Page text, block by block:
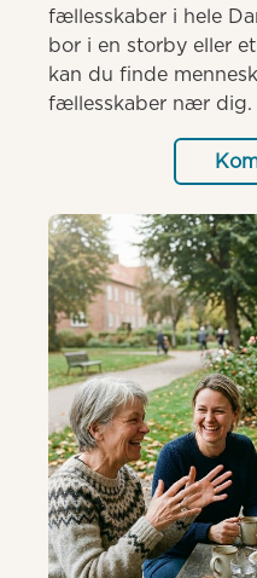
fællesskaber i hele
bor i en storby eller
kan du finde
fællesskaber nær dig.